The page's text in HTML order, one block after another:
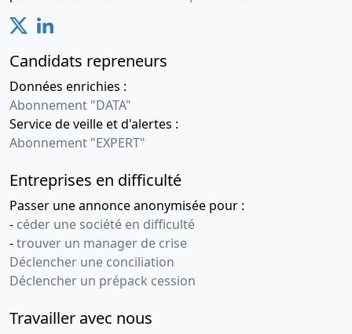
Candidats repreneurs
Données enrichies :
Abonnement "DATA"
Service de veille et d'alertes :
Abonnement "EXPERT"
Entreprises en difficulté
Passer une annonce anonymisée pour :
- céder une société en difficulté
-trouver un manager de crise
Déclencher une conciliation
Déclencher un prépack cession
Travailler avec nous